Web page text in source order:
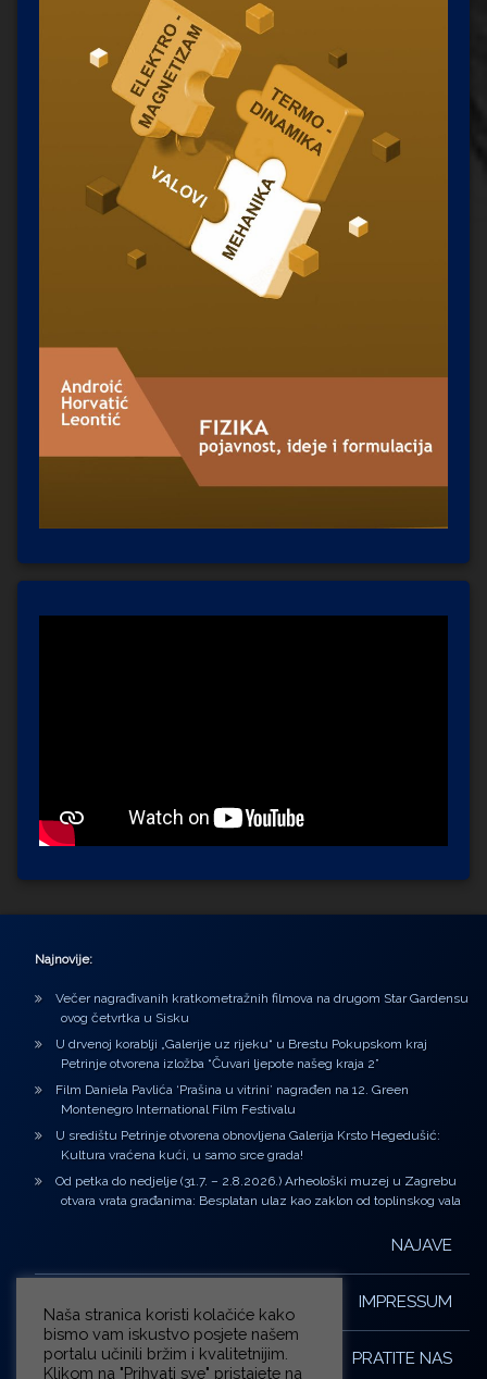
Najnovije:
Večer nagrađivanih kratkometražnih filmova na drugom Star Gardensu
ovog četvrtka u Sisku
U drvenoj korablji „Galerije uz rijeku“ u Brestu Pokupskom kraj
Petrinje otvorena izložba “Čuvari ljepote našeg kraja 2”
Film Daniela Pavlića ‘Prašina u vitrini’ nagrađen na 12. Green
Montenegro International Film Festivalu
U središtu Petrinje otvorena obnovljena Galerija Krsto Hegedušić:
Kultura vraćena kući, u samo srce grada!
Od petka do nedjelje (31.7. – 2.8.2026.) Arheološki muzej u Zagrebu
otvara vrata građanima: Besplatan ulaz kao zaklon od toplinskog vala
NAJAVE
IMPRESSUM
PRATITE NAS
Naša stranica koristi kolačiće kako
bismo vam iskustvo posjete našem
portalu učinili bržim i kvalitetnijim.
Klikom na "Prihvati sve" pristajete na